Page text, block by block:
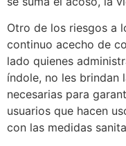
Otro de los riesgos a
continuo acecho de
lado quienes
índole, no les brindan
necesarias para
usuarios que hacen
con las medidas